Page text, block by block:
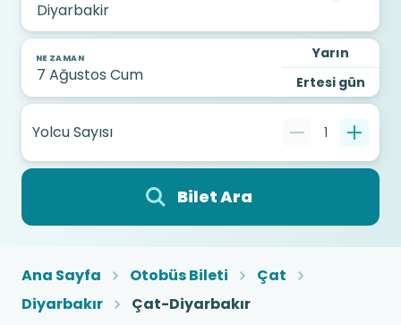
NE ZAMAN
Yarın
Ertesi gün
Yolcu Sayısı 1
Bilet Ara
Ana Sayfa Otobüs Bileti
Çat
Diyarbakır
Çat-Diyarbakır